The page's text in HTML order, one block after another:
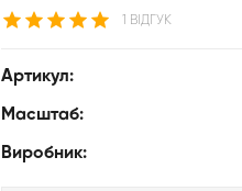
1 ВІДГУК
Артикул:
Масштаб:
Виробник: